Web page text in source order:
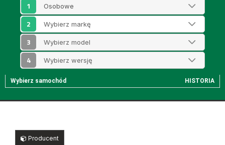
1
2
3
4
Wybierz samochód HISTORIA
Producent